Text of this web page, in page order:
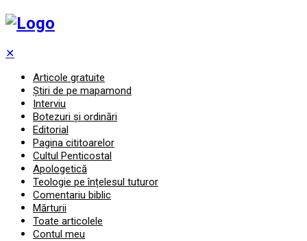
✕
Articole gratuite
Știri de pe mapamond
Interviu
Botezuri și ordinări
Editorial
Pagina cititoarelor
Cultul Penticostal
Apologetică
Teologie pe înțelesul tuturor
Comentariu biblic
Mărturii
Toate articolele
Contul meu